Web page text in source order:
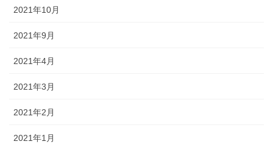
2021年10月
2021年9月
2021年4月
2021年3月
2021年2月
2021年1月